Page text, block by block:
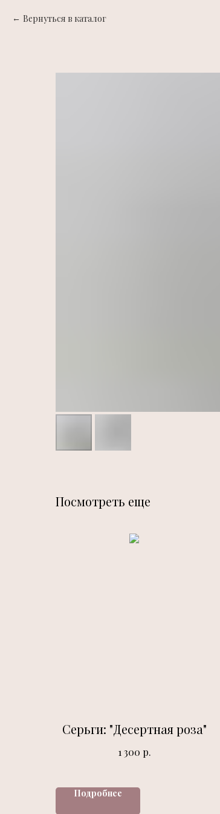
Вернуться в каталог
Посмотреть еще
Серьги: "Десертная роза"
1 300 р.
Подробнее